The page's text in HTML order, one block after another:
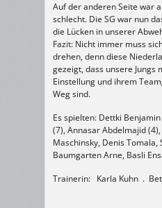
Auf der anderen Seite war
schlecht. Die SG war nun
die Lücken in unserer
Fazit: Nicht immer muss
drehen, denn diese
gezeigt, dass unsere Jungs
Einstellung und ihrem
Weg sind.
Es spielten: Dettki
(7), Annasar Abdelmajid
Maschinsky, Denis Tomala,
Baumgarten Arne, Basli
Trainerin: Karla Kuhn .